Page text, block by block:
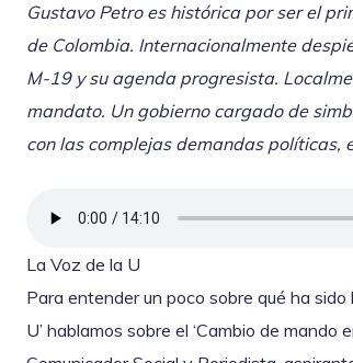
Gustavo Petro es histórica por ser el
de Colombia. Internacionalmente
M-19 y su agenda progresista.
mandato. Un gobierno cargado de
con las complejas demandas políticas,
La Voz de la U
Para entender un poco sobre qué ha
U’ hablamos sobre el ‘Cambio de mando